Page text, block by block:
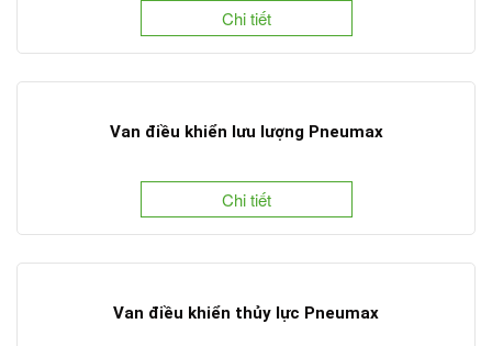
Chi tiết
Van điều khiển lưu lượng Pneumax
Chi tiết
Van điều khiển thủy lực Pneumax